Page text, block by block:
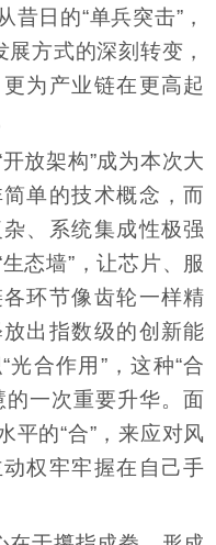
日的“单兵突击”，
展方式的深刻转变，
为产业链在更高起
放架构”成为本次大
单的技术概念，而
、系统集成性极强
态墙”，让芯片、服
环节像齿轮一样精
出指数级的创新能
合作用”，这种“合
的一次重要升华。面
平的“合”，来应对风
权牢牢握在自己手